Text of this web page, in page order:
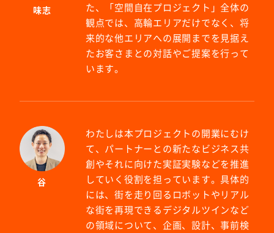
味志
た、「空間自在プロジェクト」全体の
観点では、高輪エリアだけでなく、将
来的な他エリアへの展開までを見据え
たお客さまとの対話やご提案を行って
います。
谷
わたしは本プロジェクトの開業にむけ
て、パートナーとの新たなビジネス共
創やそれに向けた実証実験などを推進
していく役割を担っています。具体的
には、街を走り回るロボットやリアル
な街を再現できるデジタルツインなど
の領域について、企画、設計、事前検